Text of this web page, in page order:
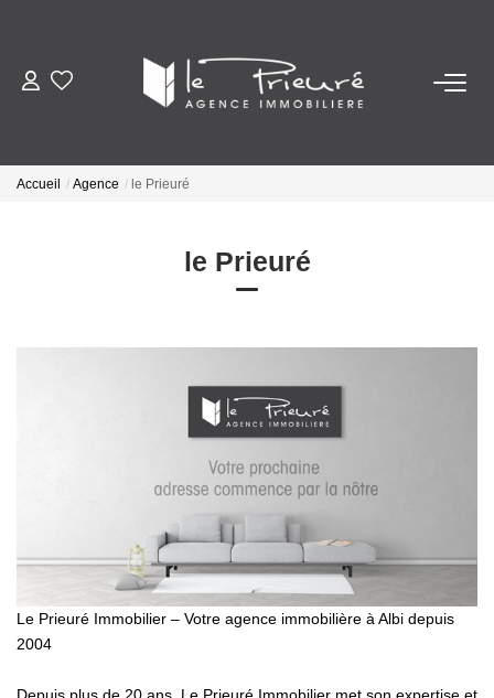
VENTES
ESTIMATION
Notre Histoire Et Nos Valeurs
Nos Secteurs
NOS OUTILS
CONTACT
Retrouvez-Nous Également Sur Instagram
Accueil Agence le Prieuré
le Prieuré
Le Prieuré Immobilier – Votre agence immobilière à Albi depuis
2004